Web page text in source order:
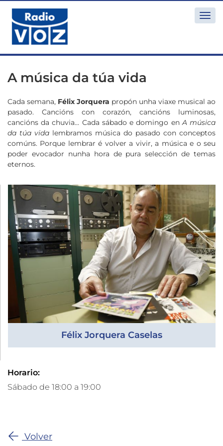
A música da túa vida
Cada semana, Félix Jorquera propón unha viaxe musical ao
pasado. Cancións con corazón, cancións luminosas,
cancións da chuvia... Cada sábado e domingo enA música
da túa vida lembramos música do pasado con conceptos
comúns. Porque lembrar é volver a vivir, a música e o seu
poder evocador nunha hora de pura selección de temas
eternos.
Félix Jorquera Caselas
Horario:
Sábado de 18:00 a 19:00
Volver